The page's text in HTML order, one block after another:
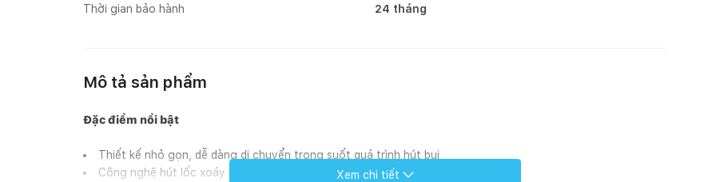
Thời gian bảo hành 24 tháng
Mô tả sản phẩm
Đặc điểm nổi bật
Thiết kế nhỏ gọn, dễ dàng di chuyển trong suốt quá trình hút bụi
Công nghệ hút lốc xoáy Pro Cyclone hiện đại giúp nén giữ bụi
Xem chi tiết